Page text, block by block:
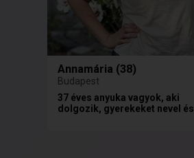
Annamária (38)
Budapest
37 éves anyuka vagyok, aki
dolgozik, gyerekeket nevel és